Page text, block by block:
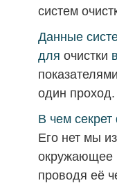
систем
Данные
для очистки
показателями
один проход.
В чем
Его нет мы
окружающее
проводя её